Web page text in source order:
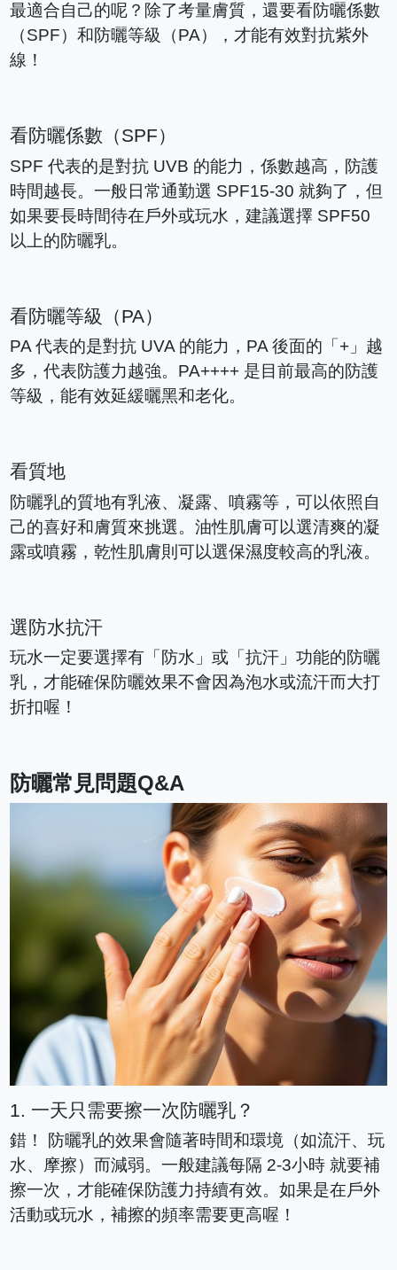
最適合自己的呢？除了考量膚質，還要看防曬係數
（SPF）和防曬等級（PA），才能有效對抗紫外
線！
看防曬係數（SPF）
SPF 代表的是對抗 UVB 的能力，係數越高，防護
時間越長。一般日常通勤選 SPF15-30 就夠了，但
如果要長時間待在戶外或玩水，建議選擇 SPF50
以上的防曬乳。
看防曬等級（PA）
PA 代表的是對抗 UVA 的能力，PA 後面的「+」越
多，代表防護力越強。PA++++ 是目前最高的防護
等級，能有效延緩曬黑和老化。
看質地
防曬乳的質地有乳液、凝露、噴霧等，可以依照自
己的喜好和膚質來挑選。油性肌膚可以選清爽的凝
露或噴霧，乾性肌膚則可以選保濕度較高的乳液。
選防水抗汗
玩水一定要選擇有「防水」或「抗汗」功能的防曬
乳，才能確保防曬效果不會因為泡水或流汗而大打
折扣喔！
防曬常見問題Q&A
1. 一天只需要擦一次防曬乳？
錯！ 防曬乳的效果會隨著時間和環境（如流汗、玩
水、摩擦）而減弱。一般建議每隔 2-3小時 就要補
擦一次，才能確保防護力持續有效。如果是在戶外
活動或玩水，補擦的頻率需要更高喔！